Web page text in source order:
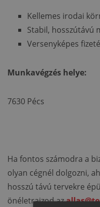
Kellemes irodai
Stabil, hosszútávú
Versenyképes
Munkavégzés helye:
7630 Pécs
Ha fontos számodra a
olyan cégnél dolgozni,
hosszú távú tervekre
önéletrajzod az